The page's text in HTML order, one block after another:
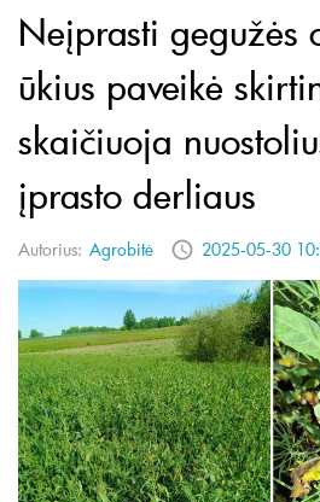
Neįprasti gegužės
ūkius paveikė
skaičiuoja
įprasto derliaus
Autorius: Agrobitė 2025-05-30